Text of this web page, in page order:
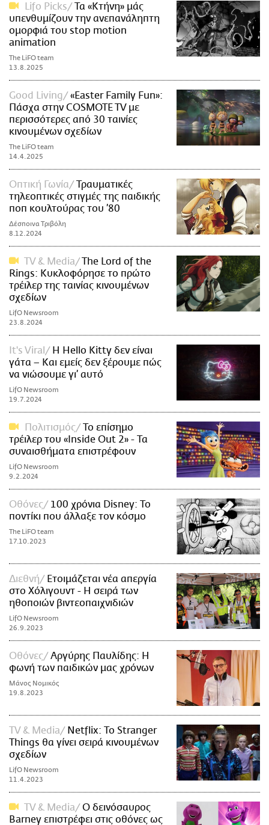
Lifo Picks
Τα «Kτήνη» μάς
υπενθυμίζουν την ανεπανάληπτη
ομορφιά του stop motion
animation
The LiFO team
13.8.2025
Good Living
«Easter Family Fun»:
Πάσχα στην COSMOTE TV με
περισσότερες από 30 ταινίες
κινουμένων σχεδίων
The LiFO team
14.4.2025
Οπτική Γωνία
Τραυματικές
τηλεοπτικές στιγμές της παιδικής
ποπ κουλτούρας του ’80
Δέσποινα Τριβόλη
8.12.2024
TV & Media
The Lord of the
Rings: Κυκλοφόρησε το πρώτο
τρέιλερ της ταινίας κινουμένων
σχεδίων
LifO Newsroom
23.8.2024
It's Viral
Η Hello Kitty δεν είναι
γάτα – Και εμείς δεν ξέρουμε πώς
να νιώσουμε γι’ αυτό
LifO Newsroom
19.7.2024
Πολιτισμός
Το επίσημο
τρέιλερ του «Inside Οut 2» - Τα
συναισθήματα επιστρέφουν
LifO Newsroom
9.2.2024
Οθόνες
100 χρόνια Disney: Το
ποντίκι που άλλαξε τον κόσμο
The LiFO team
17.10.2023
Διεθνή
Ετοιμάζεται νέα απεργία
στο Χόλιγουντ - Η σειρά των
ηθοποιών βιντεοπαιχνιδιών
LifO Newsroom
26.9.2023
Οθόνες
Αργύρης Παυλίδης: Η
φωνή των παιδικών μας χρόνων
Μάνος Νομικός
19.8.2023
TV & Media
Netflix: Το Stranger
Things θα γίνει σειρά κινουμένων
σχεδίων
LifO Newsroom
11.4.2023
TV & Media
Ο δεινόσαυρος
Barney επιστρέφει στις οθόνες ως